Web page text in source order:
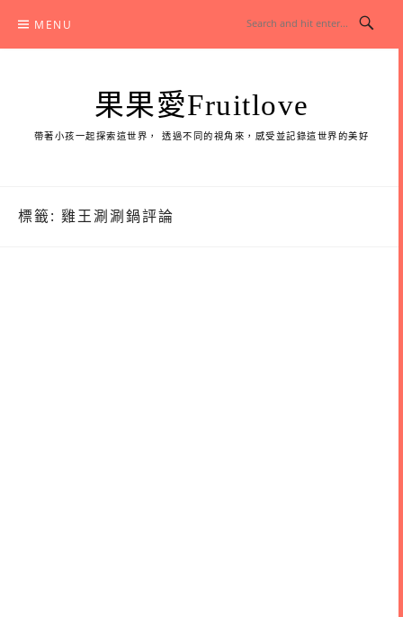
content
MENU
果果愛Fruitlove
帶著小孩一起探索這世界， 透過不同的視角來，感受並記錄這世界的美好
標籤: 雞王涮涮鍋評論